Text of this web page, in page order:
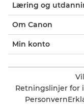
Læring og
Om Canon
Min konto
Retningslinjer for
Personvern